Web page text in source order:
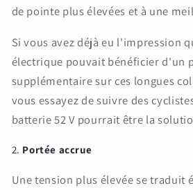
de pointe plus élevées et à une
Si vous avez déjà eu l'impression
électrique pouvait bénéficier d'un
supplémentaire sur ces longues
vous essayez de suivre des
batterie 52 V pourrait être la
2. Portée accrue
Une tension plus élevée se traduit